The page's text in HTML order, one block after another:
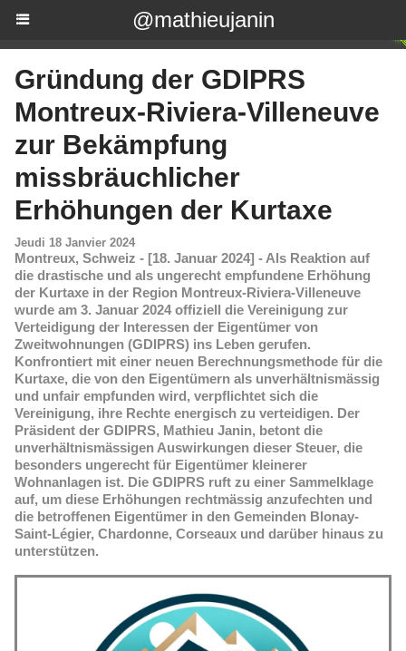
@mathieujanin
Gründung der GDIPRS
Montreux-Riviera-Villeneuve
zur Bekämpfung
missbräuchlicher
Erhöhungen der Kurtaxe
Jeudi 18 Janvier 2024
Montreux, Schweiz - [18. Januar 2024] - Als Reaktion auf
die drastische und als ungerecht empfundene Erhöhung
der Kurtaxe in der Region Montreux-Riviera-Villeneuve
wurde am 3. Januar 2024 offiziell die Vereinigung zur
Verteidigung der Interessen der Eigentümer von
Zweitwohnungen (GDIPRS) ins Leben gerufen.
Konfrontiert mit einer neuen Berechnungsmethode für die
Kurtaxe, die von den Eigentümern als unverhältnismässig
und unfair empfunden wird, verpflichtet sich die
Vereinigung, ihre Rechte energisch zu verteidigen. Der
Präsident der GDIPRS, Mathieu Janin, betont die
unverhältnismässigen Auswirkungen dieser Steuer, die
besonders ungerecht für Eigentümer kleinerer
Wohnanlagen ist. Die GDIPRS ruft zu einer Sammelklage
auf, um diese Erhöhungen rechtmässig anzufechten und
die betroffenen Eigentümer in den Gemeinden Blonay-
Saint-Légier, Chardonne, Corseaux und darüber hinaus zu
unterstützen.